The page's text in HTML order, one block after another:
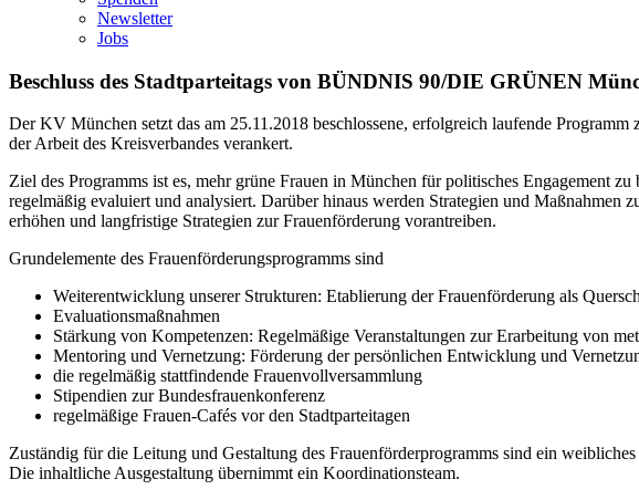
Newsletter
Jobs
Beschluss des Stadtparteitags von BÜNDNIS 90/DIE GRÜNEN
Der KV München setzt das am 25.11.2018 beschlossene, erfolgreich laufende
der Arbeit des Kreisverbandes verankert.
Ziel des Programms ist es, mehr grüne Frauen in München für politisches Engagement
regelmäßig evaluiert und analysiert. Darüber hinaus werden Strategien und
erhöhen und langfristige Strategien zur Frauenförderung vorantreiben.
Grundelemente des Frauenförderungsprogramms sind
Weiterentwicklung unserer Strukturen: Etablierung der Frauenförderung als
Evaluationsmaßnahmen
Stärkung von Kompetenzen: Regelmäßige Veranstaltungen zur Erarbeitung von
Mentoring und Vernetzung: Förderung der persönlichen Entwicklung und
die regelmäßig stattfindende Frauenvollversammlung
Stipendien zur Bundesfrauenkonferenz
regelmäßige Frauen-Cafés vor den Stadtparteitagen
Zuständig für die Leitung und Gestaltung des Frauenförderprogramms sind ein
Die inhaltliche Ausgestaltung übernimmt ein Koordinationsteam.